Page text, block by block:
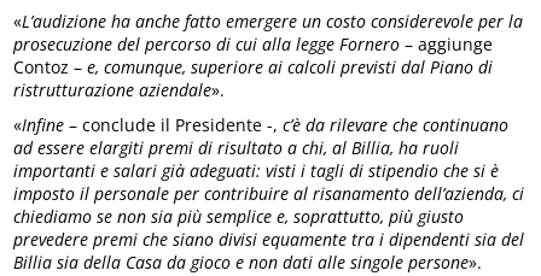
«L’audizione ha anche fatto emergere un costo considerevole per la
prosecuzione del percorso di cui alla legge Fornero – aggiunge
Contoz –e, comunque, superiore ai calcoli previsti dal Piano di
ristrutturazione aziendale».
«Infine – conclude il Presidente -,c’è da rilevare che continuano
ad essere elargiti premi di risultato a chi, al Billia, ha ruoli
importanti e salari già adeguati: visti i tagli di stipendio che si è
imposto il personale per contribuire al risanamento dell’azienda, ci
chiediamo se non sia più semplice e, soprattutto, più giusto
prevedere premi che siano divisi equamente tra i dipendenti sia del
Billia sia della Casa da gioco e non dati alle singole persone».